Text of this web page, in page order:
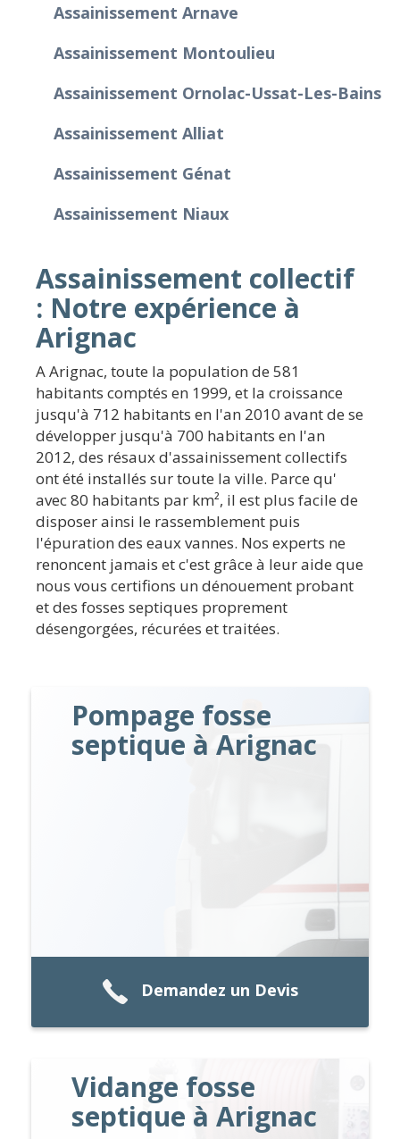
Assainissement Arnave
Assainissement Montoulieu
Assainissement Ornolac-Ussat-Les-Bains
Assainissement Alliat
Assainissement Génat
Assainissement Niaux
Assainissement collectif
: Notre expérience à
Arignac
A Arignac, toute la population de 581
habitants comptés en 1999, et la croissance
jusqu'à 712 habitants en l'an 2010 avant de se
développer jusqu'à 700 habitants en l'an
2012, des résaux d'assainissement collectifs
ont été installés sur toute la ville. Parce qu'
avec 80 habitants par km², il est plus facile de
disposer ainsi le rassemblement puis
l'épuration des eaux vannes. Nos experts ne
renoncent jamais et c'est grâce à leur aide que
nous vous certifions un dénouement probant
et des fosses septiques proprement
désengorgées, récurées et traitées.
Pompage fosse
septique à Arignac
Demandez un Devis
Vidange fosse
septique à Arignac